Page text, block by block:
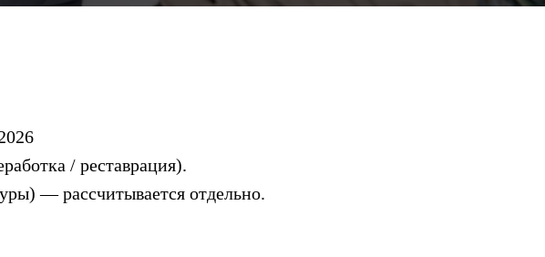
/ реставрация).
— рассчитывается отдельно.